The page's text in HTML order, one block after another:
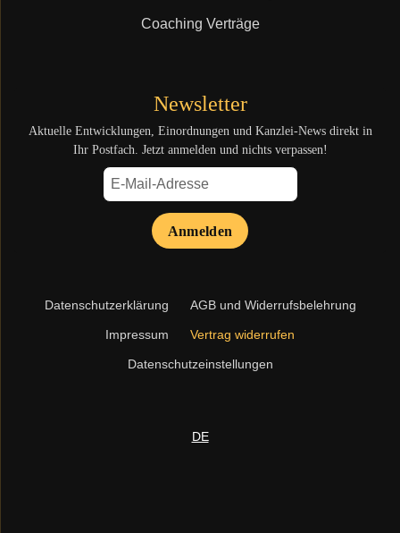
Coaching Verträge
Newsletter
Aktuelle Entwicklungen, Einordnungen und Kanzlei-News direkt in
Ihr Postfach. Jetzt anmelden und nichts verpassen!
Anmelden
Navigation
Datenschutzerklärung AGB und Widerrufsbelehrung
Impressum Vertrag widerrufen
Datenschutzeinstellungen
DE